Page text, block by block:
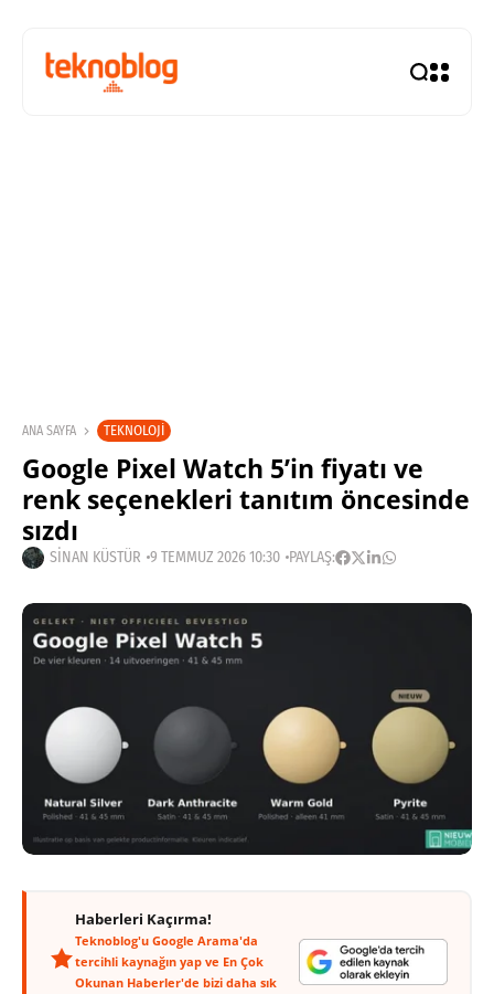
ANA SAYFA TEKNOLOJI
Google Pixel Watch 5’in fiyatı ve
renk seçenekleri tanıtım öncesinde
sızdı
SINAN KÜSTÜR 9 TEMMUZ 2026 10:30 PAYLAŞ:
Haberleri Kaçırma!
Teknoblog'u Google Arama'da
tercihli kaynağın yap ve En Çok
Okunan Haberler'de bizi daha sık